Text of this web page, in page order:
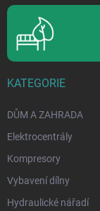
KATEGORIE
DŮM A ZAHRADA
Elektrocentrály
Kompresory
Vybavení dílny
Hydraulické nářadí